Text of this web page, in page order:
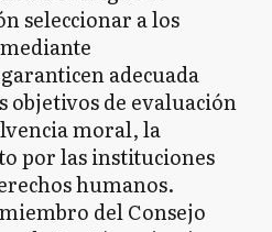
seleccionar a los
adecuada
de evaluación
moral, la
por las instituciones
humanos.
del Consejo